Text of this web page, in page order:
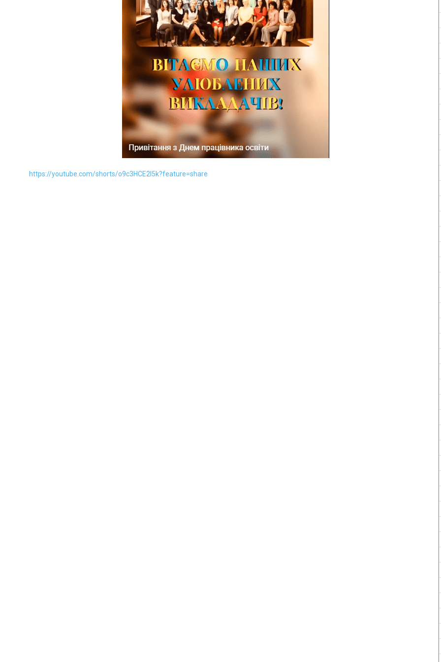
https://youtube.com/shorts/o9c3HCE2l5k?feature=share